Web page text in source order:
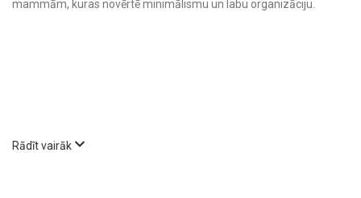
mammām, kuras novērtē minimālismu un labu organizāciju.
Rādīt vairāk